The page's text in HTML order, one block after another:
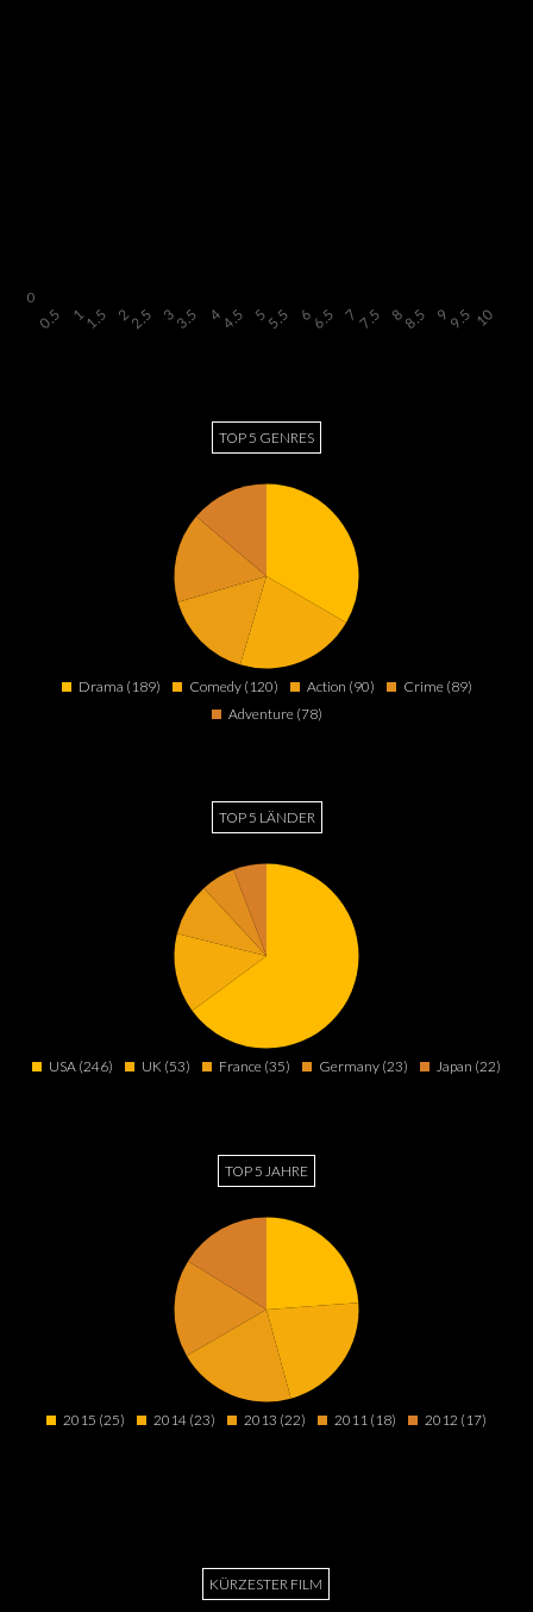
TOP 5 GENRES
Drama (189) Comedy (120) Action (90)
Crime (89)
Adventure (78)
TOP 5 LÄNDER
USA (246) UK (53) France (35) Germany (23) Japan (22)
TOP 5 JAHRE
2015 (25) 2014 (23) 2013 (22) 2011 (18) 2012 (17)
KÜRZESTER FILM